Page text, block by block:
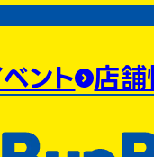
ント 店